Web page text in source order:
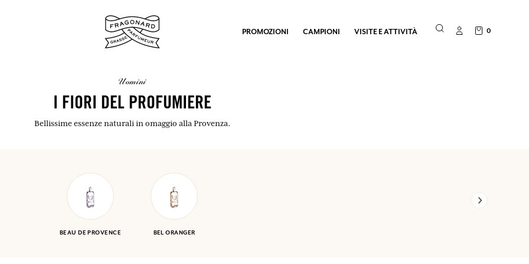
PROMOZIONI CAMPIONI VISITE E ATTIVITÀ 0
uomini
I FIORI DEL PROFUMIERE
Bellissime essenze naturali in omaggio alla Provenza.
BEAU DE PROVENCE BEL ORANGER